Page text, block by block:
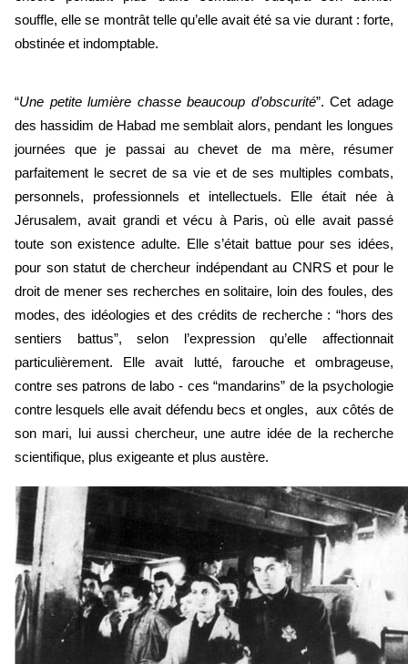
souffle, elle se montrât telle qu’elle avait été sa vie durant : forte,
obstinée et indomptable.
“Une petite lumière chasse beaucoup d’obscurité”. Cet adage
des hassidim de Habad me semblait alors, pendant les longues
journées que je passai au chevet de ma mère, résumer
parfaitement le secret de sa vie et de ses multiples combats,
personnels, professionnels et intellectuels. Elle était née à
Jérusalem, avait grandi et vécu à Paris, où elle avait passé
toute son existence adulte. Elle s’était battue pour ses idées,
pour son statut de chercheur indépendant au CNRS et pour le
droit de mener ses recherches en solitaire, loin des foules, des
modes, des idéologies et des crédits de recherche : “hors des
sentiers battus”, selon l’expression qu’elle affectionnait
particulièrement. Elle avait lutté, farouche et ombrageuse,
contre ses patrons de labo - ces “mandarins” de la psychologie
contre lesquels elle avait défendu becs et ongles,  aux côtés de
son mari, lui aussi chercheur, une autre idée de la recherche
scientifique, plus exigeante et plus austère.